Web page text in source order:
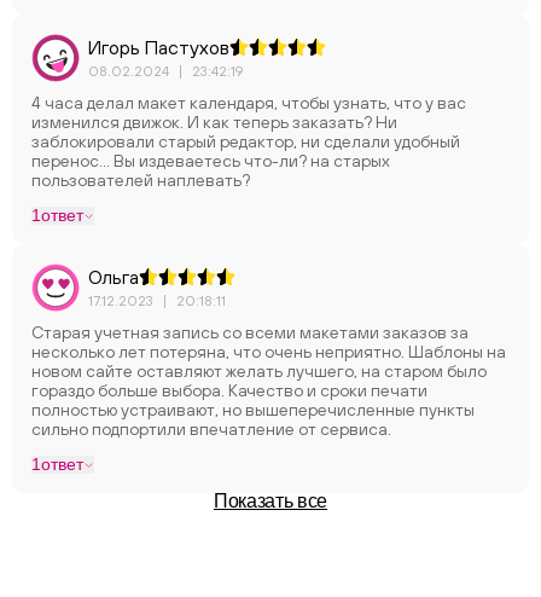
Игорь Пастухов
08.02.2024 | 23:42:19
4 часа делал макет календаря, чтобы узнать, что у вас
изменился движок. И как теперь заказать? Ни
заблокировали старый редактор, ни сделали удобный
перенос... Вы издеваетесь что-ли? на старых
пользователей наплевать?
1ответ
Ольга
17.12.2023 | 20:18:11
Старая учетная запись со всеми макетами заказов за
несколько лет потеряна, что очень неприятно. Шаблоны на
новом сайте оставляют желать лучшего, на старом было
гораздо больше выбора. Качество и сроки печати
полностью устраивают, но вышеперечисленные пункты
сильно подпортили впечатление от сервиса.
1ответ
Показать все